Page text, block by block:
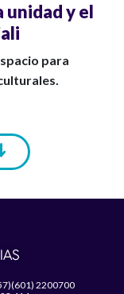
unidad y el
para
2200700